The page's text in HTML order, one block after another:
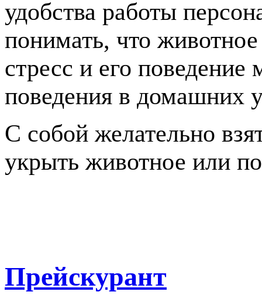
удобства работы
понимать, что
стресс и его поведение
поведения в домашних
С собой желательно
укрыть животное или
Прейскурант